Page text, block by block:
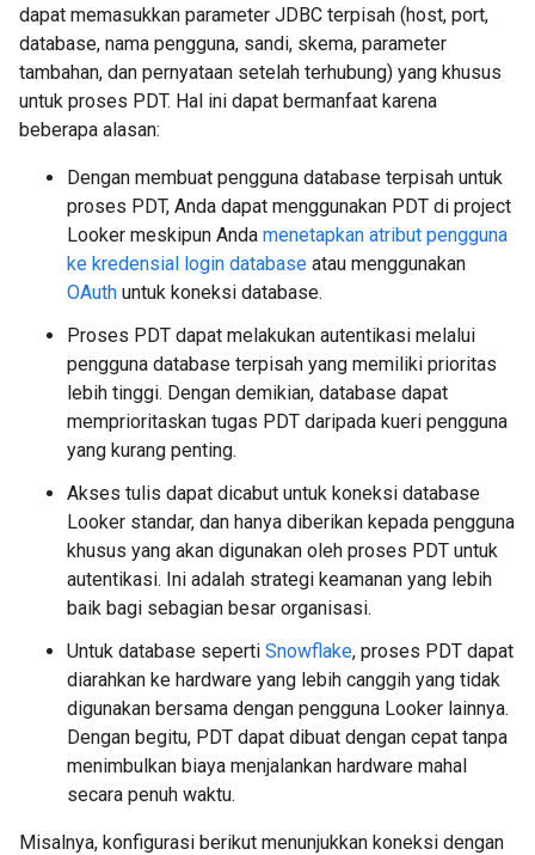
dapat memasukkan parameter JDBC terpisah (host, port,
database, nama pengguna, sandi, skema, parameter
tambahan, dan pernyataan setelah terhubung) yang khusus
untuk proses PDT. Hal ini dapat bermanfaat karena
beberapa alasan:
Dengan membuat pengguna database terpisah untuk
proses PDT, Anda dapat menggunakan PDT di project
Looker meskipun Anda menetapkan atribut pengguna
ke kredensial login database atau menggunakan
OAuth untuk koneksi database.
Proses PDT dapat melakukan autentikasi melalui
pengguna database terpisah yang memiliki prioritas
lebih tinggi. Dengan demikian, database dapat
memprioritaskan tugas PDT daripada kueri pengguna
yang kurang penting.
Akses tulis dapat dicabut untuk koneksi database
Looker standar, dan hanya diberikan kepada pengguna
khusus yang akan digunakan oleh proses PDT untuk
autentikasi. Ini adalah strategi keamanan yang lebih
baik bagi sebagian besar organisasi.
Untuk database seperti Snowflake, proses PDT dapat
diarahkan ke hardware yang lebih canggih yang tidak
digunakan bersama dengan pengguna Looker lainnya.
Dengan begitu, PDT dapat dibuat dengan cepat tanpa
menimbulkan biaya menjalankan hardware mahal
secara penuh waktu.
Misalnya, konfigurasi berikut menunjukkan koneksi dengan